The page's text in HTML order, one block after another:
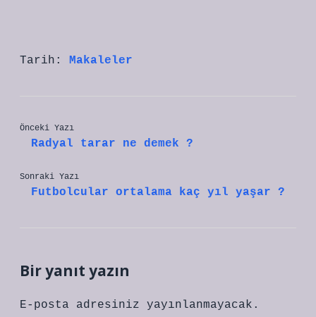
Tarih: Makaleler
Önceki Yazı
Radyal tarar ne demek ?
Sonraki Yazı
Futbolcular ortalama kaç yıl yaşar ?
Bir yanıt yazın
E-posta adresiniz yayınlanmayacak.